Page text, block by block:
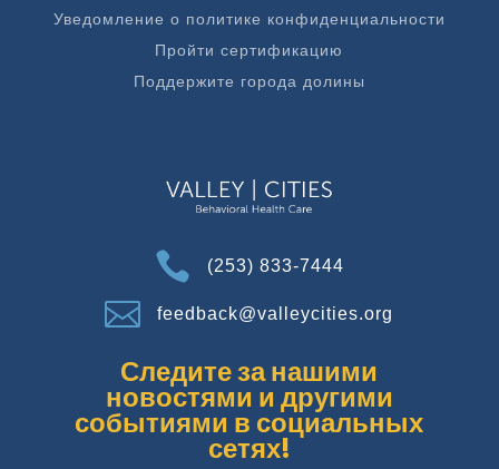
Уведомление о политике конфиденциальности
Пройти сертификацию
Поддержите города долины
 (253) 833-7444
 feedback@valleycities.org
Следите за нашими
новостями и другими
событиями в социальных
сетях!